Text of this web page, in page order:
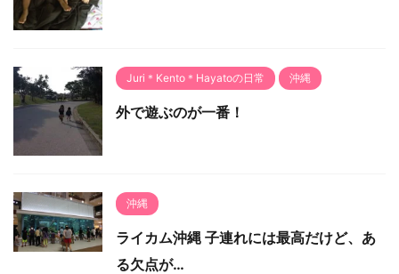
Juri＊Kento＊Hayatoの日常 沖縄
外で遊ぶのが一番！
沖縄
ライカム沖縄 子連れには最高だけど、あ
る欠点が…